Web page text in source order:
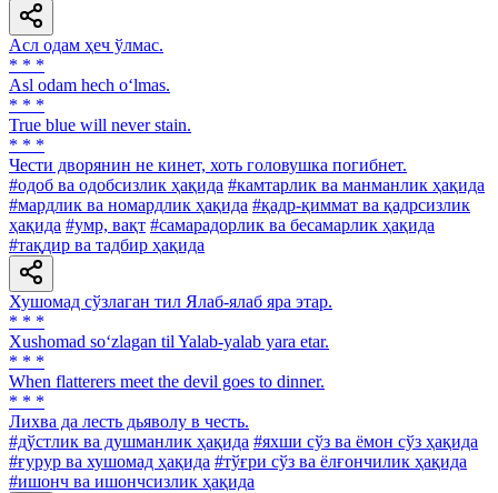
Асл одам ҳеч ўлмас.
* * *
Asl odam hech o‘lmas.
* * *
True blue will never stain.
* * *
Чести дворянин не кинет, хоть головушка погибнет.
#одоб ва одобсизлик ҳақида #камтарлик ва манманлик ҳақида
#мардлик ва номардлик ҳақида #қадр-қиммат ва қадрсизлик
ҳақида #умр, вақт #самарадорлик ва бесамарлик ҳақида
#тақдир ва тадбир ҳақида
Хушомад сўзлаган тил Ялаб-ялаб яра этар.
* * *
Xushomad so‘zlagan til Yalab-yalab yara etar.
* * *
When flatterers meet the devil goes to dinner.
* * *
Лихва да лесть дьяволу в честь.
#дўстлик ва душманлик ҳақида #яхши сўз ва ёмон сўз ҳақида
#ғурур ва хушомад ҳақида #тўғри сўз ва ёлғончилик ҳақида
#ишонч ва ишончсизлик ҳақида